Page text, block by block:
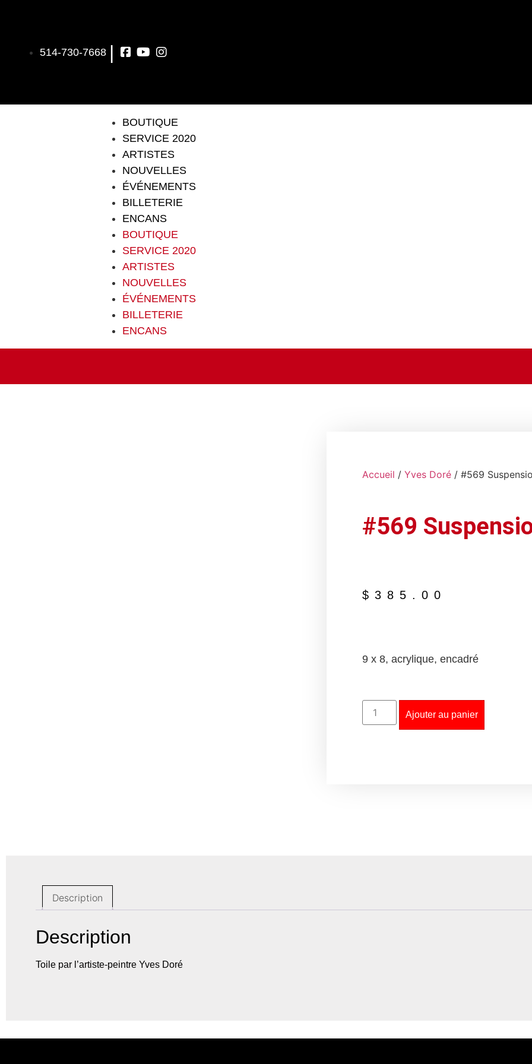
514-730-7668 |
BOUTIQUE
SERVICE 2020
ARTISTES
NOUVELLES
ÉVÉNEMENTS
BILLETERIE
ENCANS
BOUTIQUE
SERVICE 2020
ARTISTES
NOUVELLES
ÉVÉNEMENTS
BILLETERIE
ENCANS
Accueil / Yves Doré / #569
#569
$ 385.00
9 x 8, acrylique, encadré
Ajouter au panier
Description
Description
Toile par l’artiste-peintre Yves Doré